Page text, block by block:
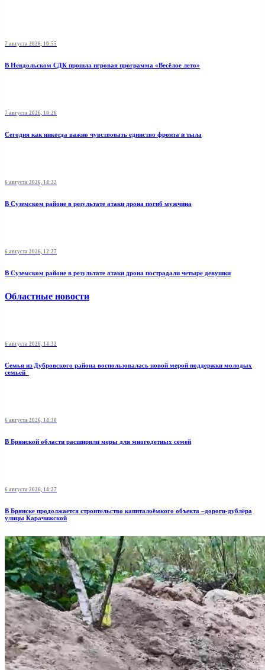
7 августа 2026, 10:55
В Невдольском СДК прошла игровая программа «Весёлое лето»
7 августа 2026, 10:26
Сегодня как никогда важно чувствовать единство фронта и тыла
6 августа 2026, 14:22
В Суземском районе в результате атаки дрона погиб мужчина
6 августа 2026, 12:27
В Суземском районе в результате атаки дрона пострадали четыре девушки
Областные новости
6 августа 2026, 14:32
Семья из Дубровского района воспользовалась новой мерой поддержки молодых
семьей
6 августа 2026, 14:30
В Брянской области расширили меры для многодетных семей
6 августа 2026, 14:27
В Брянске продолжается строительство капиталоёмкого объекта –дороги-дублёра
улицы Карачижской